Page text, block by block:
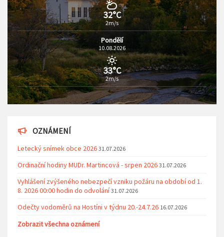
32°C
2m/s
Pondělí
10.08.2026
33°C
2m/s
OZNÁMENÍ
Letecký snímek obce 2026 31.07.2026
Ordinační hodiny MUDr. Martincová - srpen 2026 31.07.2026
Vyhlášení zvýšeného nebezpečí vzniku požáru na období od 1.
8. 2026 00:00 hodin do odvolání 31.07.2026
Odečty vodoměrů na Hostíni v týdnu 20.-24.7.26 16.07.2026
Zobrazit všechna oznámení